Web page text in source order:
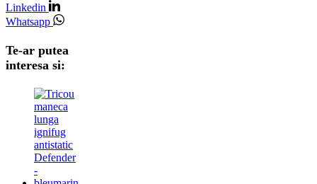
Linkedin
Whatsapp
Te-ar putea
interesa si: